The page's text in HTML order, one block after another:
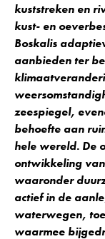
kuststreken en
kust- en
Boskalis
aanbieden ter
zeespiegel,
behoefte aan
hele wereld. De
ontwikkeling
waaronder
actief in de
waterwegen,
waarmee